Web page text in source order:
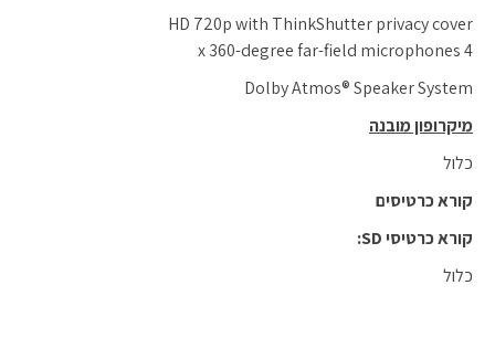
HD 720p with ThinkShutter privacy cover
4 x 360-degree far-field microphones
Dolby Atmos® Speaker System
מיקרופון מובנה
כלול
קורא כרטיסים
קורא כרטיסי
כלול